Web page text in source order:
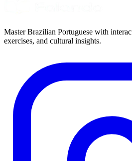
Master Brazilian Portuguese with
exercises, and cultural insights.